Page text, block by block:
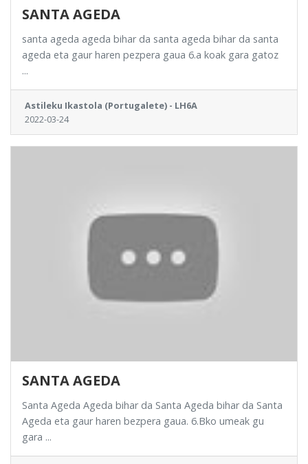
SANTA AGEDA
santa ageda ageda bihar da santa ageda bihar da santa
ageda eta gaur haren pezpera gaua 6.a koak gara gatoz
...
Astileku Ikastola (Portugalete) - LH6A
2022-03-24
SANTA AGEDA
Santa Ageda Ageda bihar da Santa Ageda bihar da Santa
Ageda eta gaur haren bezpera gaua. 6.Bko umeak gu
gara ...